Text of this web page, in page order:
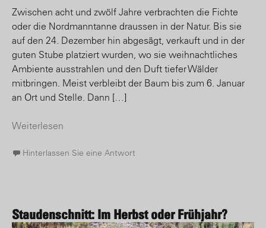
Zwischen acht und zwölf Jahre verbrachten die Fichte
oder die Nordmanntanne draussen in der Natur. Bis sie
auf den 24. Dezember hin abgesägt, verkauft und in der
guten Stube platziert wurden, wo sie weihnachtliches
Ambiente ausstrahlen und den Duft tiefer Wälder
mitbringen. Meist verbleibt der Baum bis zum 6. Januar
an Ort und Stelle. Dann […]
Weiterlesen
Hinterlassen Sie eine Antwort
Staudenschnitt: Im Herbst oder Frühjahr?